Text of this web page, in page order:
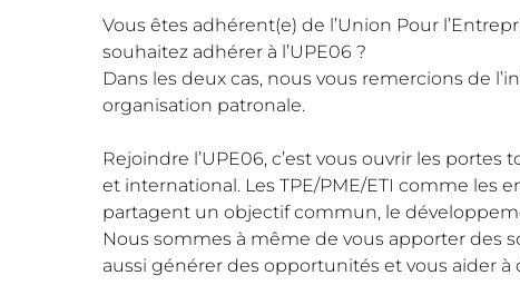
Vous êtes adhérent(e) de l’Union Pour
souhaitez adhérer à l’UPE06 ?
Dans les deux cas, nous vous remercions de
organisation patronale.
Rejoindre l’UPE06, c’est vous ouvrir les portes
et international. Les TPE/PME/ETI comme les
partagent un objectif commun, le
Nous sommes à même de vous apporter des
aussi générer des opportunités et vous aider à